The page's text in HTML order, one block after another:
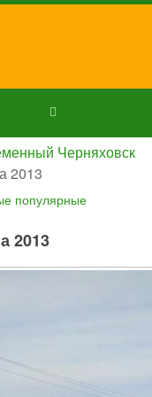
Черняховск
2013
популярные
2013